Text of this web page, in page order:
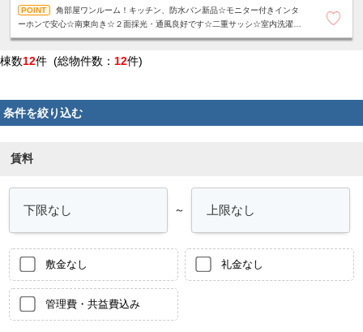
角部屋ワンルーム！キッチン、防水パン新品☆モニター付きインタ
ーホンで安心☆南東向き☆２面採光・通風良好です☆二重サッシ☆室内洗濯機
棟数12件 (総物件数： 12件)
条件を絞り込む
賃料
～
敷金なし 礼金なし
管理費・共益費込み